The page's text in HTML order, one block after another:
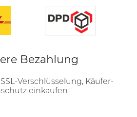
Bezahlung
Verschlüsselung, Käufer-
einkaufen